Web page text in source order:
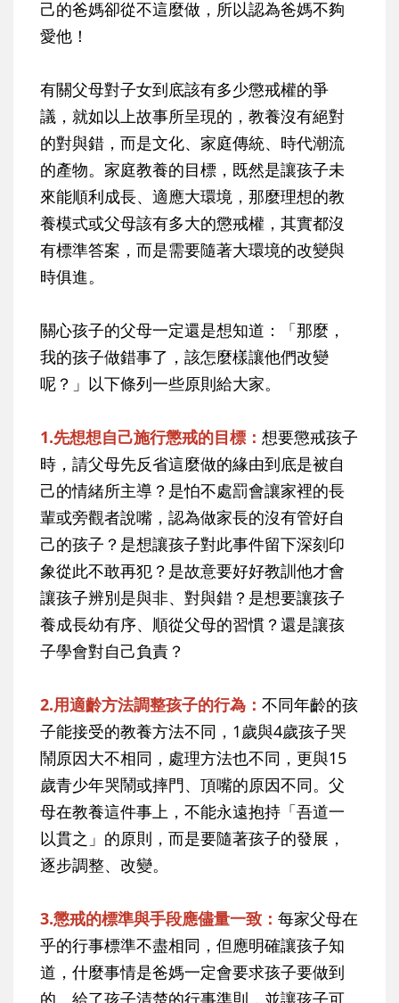
己的爸媽卻從不這麼做，所以認為爸媽不夠
愛他！
有關父母對子女到底該有多少懲戒權的爭
議，就如以上故事所呈現的，教養沒有絕對
的對與錯，而是文化、家庭傳統、時代潮流
的產物。家庭教養的目標，既然是讓孩子未
來能順利成長、適應大環境，那麼理想的教
養模式或父母該有多大的懲戒權，其實都沒
有標準答案，而是需要隨著大環境的改變與
時俱進。
關心孩子的父母一定還是想知道：「那麼，
我的孩子做錯事了，該怎麼樣讓他們改變
呢？」以下條列一些原則給大家。
1.先想想自己施行懲戒的目標： 想要懲戒孩子
時，請父母先反省這麼做的緣由到底是被自
己的情緒所主導？是怕不處罰會讓家裡的長
輩或旁觀者說嘴，認為做家長的沒有管好自
己的孩子？是想讓孩子對此事件留下深刻印
象從此不敢再犯？是故意要好好教訓他才會
讓孩子辨別是與非、對與錯？是想要讓孩子
養成長幼有序、順從父母的習慣？還是讓孩
子學會對自己負責？
2.用適齡方法調整孩子的行為： 不同年齡的孩
子能接受的教養方法不同，1歲與4歲孩子哭
鬧原因大不相同，處理方法也不同，更與15
歲青少年哭鬧或摔門、頂嘴的原因不同。父
母在教養這件事上，不能永遠抱持「吾道一
以貫之」的原則，而是要隨著孩子的發展，
逐步調整、改變。
3.懲戒的標準與手段應儘量一致： 每家父母在
乎的行事標準不盡相同，但應明確讓孩子知
道，什麼事情是爸媽一定會要求孩子要做到
的。給了孩子清楚的行事準則，並讓孩子可